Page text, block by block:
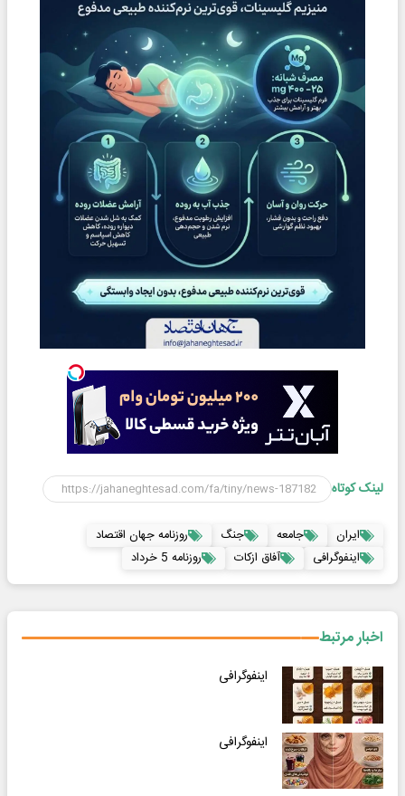
لینک کوتاه
ایران جامعه جنگ
روزنامه جهان اقتصاد
اینفوگرافی
آفاق ازکات روزنامه 5 خرداد
اخبار مرتبط
اینفوگرافی
اینفوگرافی